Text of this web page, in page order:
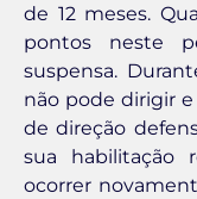
de 12 meses.
pontos neste
suspensa.
não pode dirigir
de direção
sua habilitação
ocorrer